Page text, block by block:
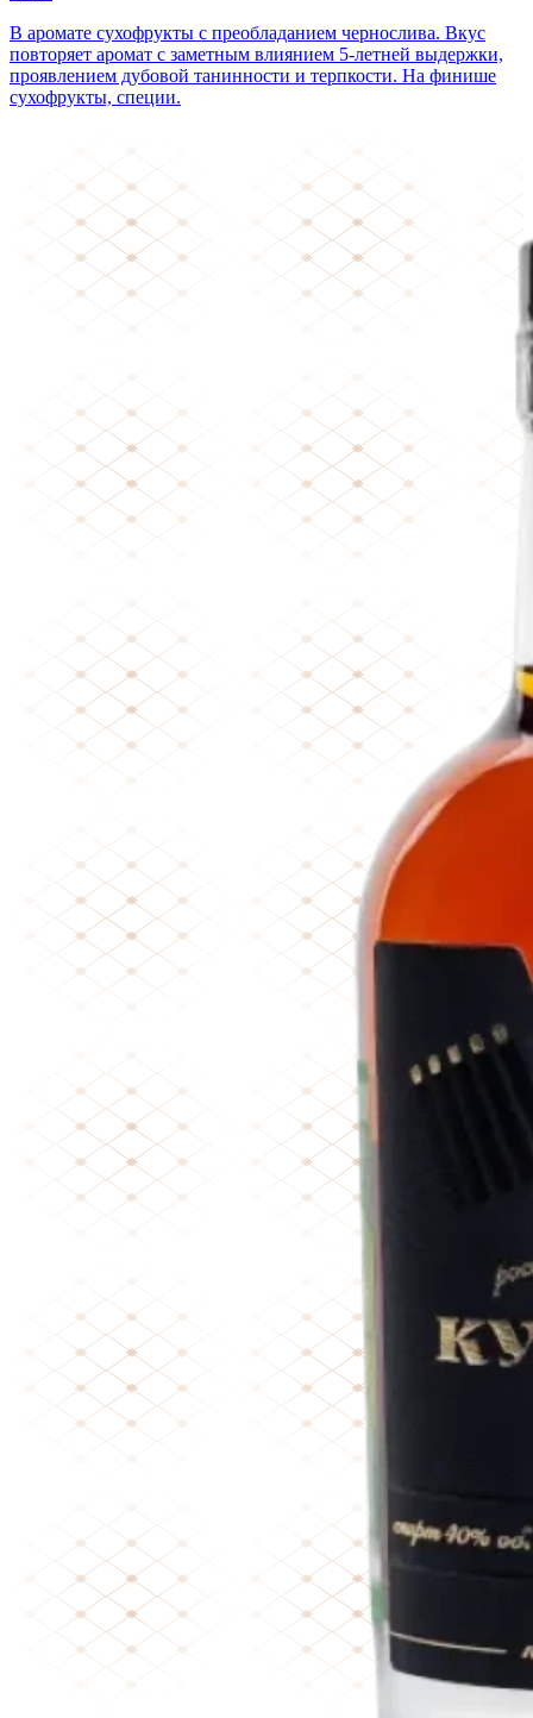
В аромате сухофрукты с преобладанием чернослива. Вкус
повторяет аромат с заметным влиянием 5-летней выдержки,
проявлением дубовой танинности и терпкости. На финише
сухофрукты, специи.